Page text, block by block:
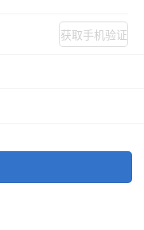
获取手机验证